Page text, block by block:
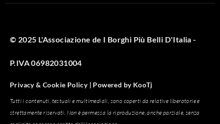
© 2025 L'Associazione de I Borghi Più Belli D'Italia -
P.IVA 06982031004
Privacy & Cookie Policy | Powered byKooTj
Tutti i contenuti, testuali e multimediali, sono coperti da relative liberatorie e
strettamente riservati. Non è permessa la riproduzione, anche parziale, senza